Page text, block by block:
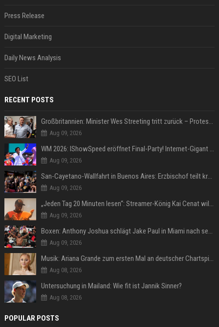
Press Release
Digital Marketing
Daily News Analysis
SEO List
RECENT POSTS
Großbritannien: Minister Wes Streeting tritt zurück – Protest gegen Keir Starmer
Aug 09, 2026
WM 2026: IShowSpeed eröffnet Final-Party! Internet-Gigant singt einen Song
Aug 09, 2026
San-Cayetano-Wallfahrt in Buenos Aires: Erzbischof teilt kräftig gegen Javier Milei aus
Aug 09, 2026
„Jeden Tag 20 Minuten lesen“: Streamer-König Kai Cenat will wortgewandter werden und seine Community mit ihm
Aug 09, 2026
Boxen: Anthony Joshua schlägt Jake Paul in Miami nach sechs Runden K.o.
Aug 09, 2026
Musik: Ariana Grande zum ersten Mal an deutscher Chartspitze
Aug 08, 2026
Untersuchung in Mailand: Wie fit ist Jannik Sinner?
Aug 08, 2026
POPULAR POSTS